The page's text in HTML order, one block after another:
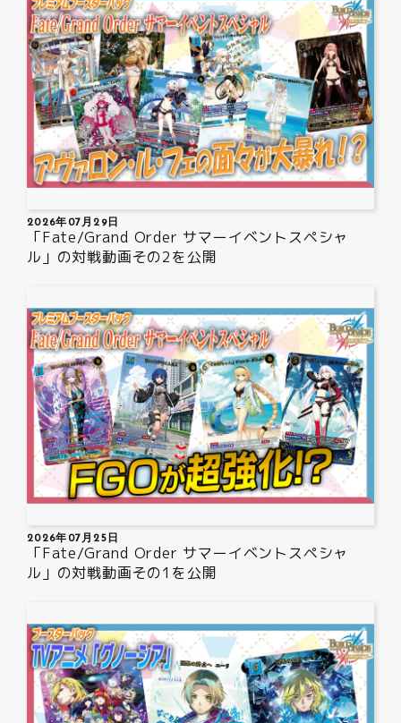
2026年07月29日
「Fate/Grand Order サマーイベントスペシャ
ル」の対戦動画その2を公開
2026年07月25日
「Fate/Grand Order サマーイベントスペシャ
ル」の対戦動画その1を公開